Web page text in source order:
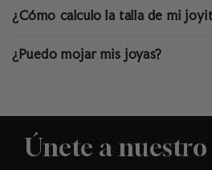
¿Cómo calculo la talla de mi
¿Puedo mojar mis joyas?
Únete a